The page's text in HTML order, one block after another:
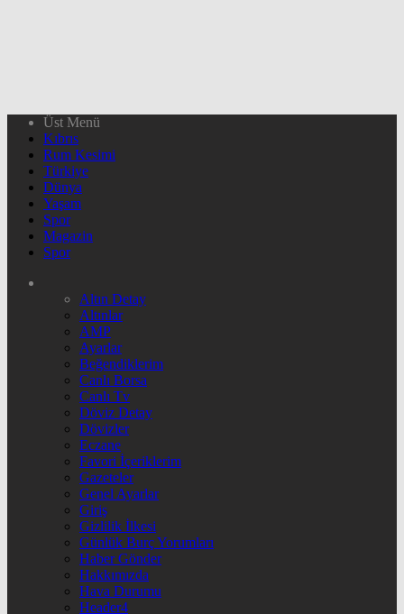
Üst Menü
Kıbrıs
Rum Kesimi
Türkiye
Dünya
Yaşam
Spor
Magazin
Spor
Altın Detay
Altınlar
AMP
Ayarlar
Beğendiklerim
Canlı Borsa
Canlı Tv
Döviz Detay
Dövizler
Eczane
Favori İçeriklerim
Gazeteler
Genel Ayarlar
Giriş
Gizlilik İlkesi
Günlük Burç Yorumları
Haber Gönder
Hakkımızda
Hava Durumu
Header4